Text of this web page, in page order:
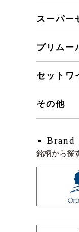
スーパー
プリムー
セットワ
その他
Brand
銘柄から探